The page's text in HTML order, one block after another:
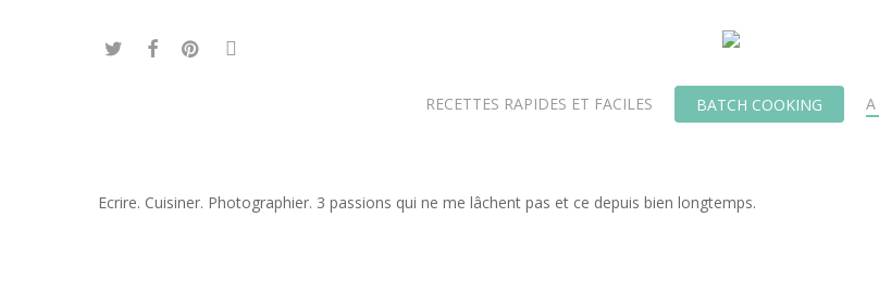
twitter facebookpinterestinstagram
RECETTES RAPIDES ET FACILES BATCH COOKING A
Ecrire. Cuisiner. Photographier. 3 passions qui ne me lâchent pas et ce depuis bien longtemps.